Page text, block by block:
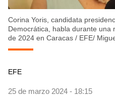
Corina Yoris, candidata
Democrática, habla durante
de 2024 en Caracas / EFE/
EFE
25 de marzo 2024 - 18:15